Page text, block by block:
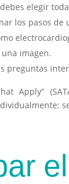
elegir
los pasos de
imagen.
preguntas
Apply”